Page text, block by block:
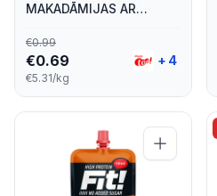
MAKADĀMIJAS AR
ZVAIGZNĪTĒM 130G
€0.99
€0.69
€5.31/kg
+ 4